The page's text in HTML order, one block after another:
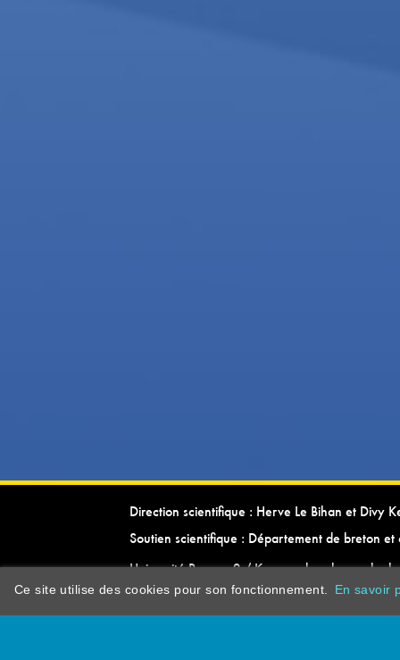
Direction scientifique : Herve Le Bihan et Divy
Soutien scientifique : Département de breton et
Université Rennes 2 / Kevrenn brezhoneg ha
Ce site utilise des cookies pour son fonctionnement. En savoir